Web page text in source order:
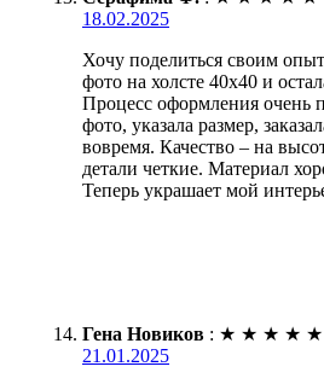
18.02.2025
Хочу поделиться своим
фото на холсте 40х40 и
Процесс оформления очень
фото, указала размер,
вовремя. Качество – на
детали четкие. Материал
Теперь украшает мой
Гена Новиков : ★ ★ ★ ★ ★
21.01.2025